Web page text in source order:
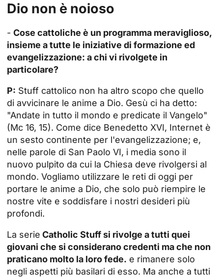
Dio non è noioso
- Cose cattoliche è un programma meraviglioso,
insieme a tutte le iniziative di formazione ed
evangelizzazione: a chi vi rivolgete in
particolare?
P: Stuff cattolico non ha altro scopo che quello
di avvicinare le anime a Dio. Gesù ci ha detto:
"Andate in tutto il mondo e predicate il Vangelo"
(Mc 16, 15). Come dice Benedetto XVI, Internet è
un sesto continente per l'evangelizzazione; e,
nelle parole di San Paolo VI, i media sono il
nuovo pulpito da cui la Chiesa deve rivolgersi al
mondo. Vogliamo utilizzare le reti di oggi per
portare le anime a Dio, che solo può riempire le
nostre vite e soddisfare i nostri desideri più
profondi.
La serie Catholic Stuff si rivolge a tutti quei
giovani che si considerano credenti ma che non
praticano molto la loro fede. e rimanere solo
negli aspetti più basilari di esso. Ma anche a tutti